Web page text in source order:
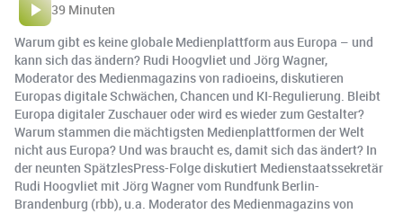
39 Minuten
Warum gibt es keine globale Medienplattform aus Europa – und
kann sich das ändern? Rudi Hoogvliet und Jörg Wagner,
Moderator des Medienmagazins von radioeins, diskutieren
Europas digitale Schwächen, Chancen und KI-Regulierung. Bleibt
Europa digitaler Zuschauer oder wird es wieder zum Gestalter?
Warum stammen die mächtigsten Medienplattformen der Welt
nicht aus Europa? Und was braucht es, damit sich das ändert? In
der neunten SpätzlesPress-Folge diskutiert Medienstaatssekretär
Rudi Hoogvliet mit Jörg Wagner vom Rundfunk Berlin-
Brandenburg (rbb), u.a. Moderator des Medienmagazins von